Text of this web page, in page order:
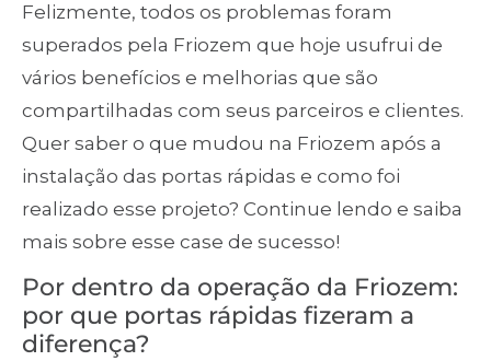
Felizmente, todos os problemas foram
superados pela Friozem que hoje usufrui de
vários benefícios e melhorias que são
compartilhadas com seus parceiros e clientes.
Quer saber o que mudou na Friozem após a
instalação das portas rápidas e como foi
realizado esse projeto? Continue lendo e saiba
mais sobre esse case de sucesso!
Por dentro da operação da Friozem:
por que portas rápidas fizeram a
diferença?